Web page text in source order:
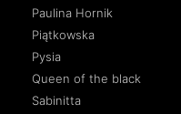
Paulina Hornik
Piątkowska
Pysia
Queen of the black
Sabinitta